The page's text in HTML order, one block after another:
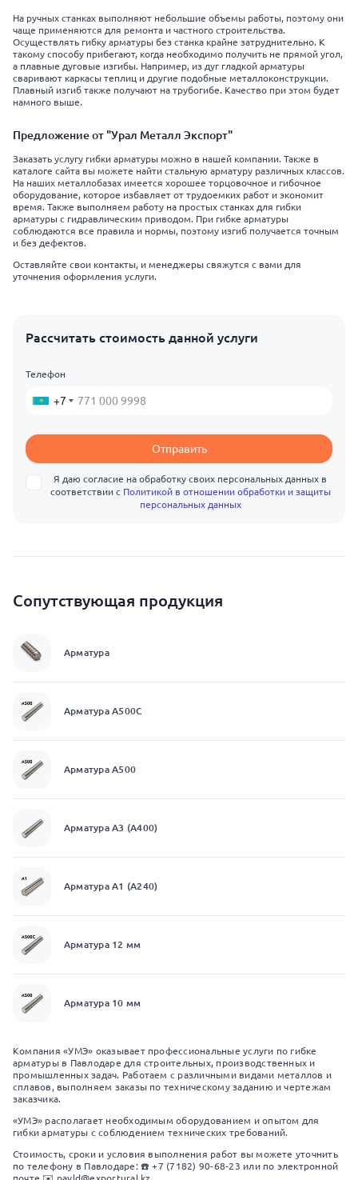
На ручных станках выполняют небольшие объемы работы, поэтому они
чаще применяются для ремонта и частного строительства.
Осуществлять гибку арматуры без станка крайне затруднительно. К
такому способу прибегают, когда необходимо получить не прямой угол,
а плавные дуговые изгибы. Например, из дуг гладкой арматуры
сваривают каркасы теплиц и другие подобные металлоконструкции.
Плавный изгиб также получают на трубогибе. Качество при этом будет
намного выше.
Предложение от "Урал Металл Экспорт"
Заказать услугу гибки арматуры можно в нашей компании. Также в
каталоге сайта вы можете найти стальную арматуру различных классов.
На наших металлобазах имеется хорошее торцовочное и гибочное
оборудование, которое избавляет от трудоемких работ и экономит
время. Также выполняем работу на простых станках для гибки
арматуры с гидравлическим приводом. При гибке арматуры
соблюдаются все правила и нормы, поэтому изгиб получается точным
и без дефектов.
Оставляйте свои контакты, и менеджеры свяжутся с вами для
уточнения оформления услуги.
Рассчитать стоимость данной услуги
Телефон
+7
Отправить
Я даю согласие на обработку своих персональных данных в
соответствии с Политикой в отношении обработки и защиты
персональных данных
Сопутствующая продукция
Арматура
Арматура А500С
Арматура А500
Арматура А3 (А400)
Арматура А1 (А240)
Арматура 12 мм
Арматура 10 мм
Компания «УМЭ» оказывает профессиональные услуги по гибке
арматуры в Павлодаре для строительных, производственных и
промышленных задач. Работаем с различными видами металлов и
сплавов, выполняем заказы по техническому заданию и чертежам
заказчика.
«УМЭ» располагает необходимым оборудованием и опытом для
гибки арматуры с соблюдением технических требований.
Стоимость, сроки и условия выполнения работ вы можете уточнить
по телефону в Павлодаре: ☎️ +7 (7182) 90-68-23 или по электронной